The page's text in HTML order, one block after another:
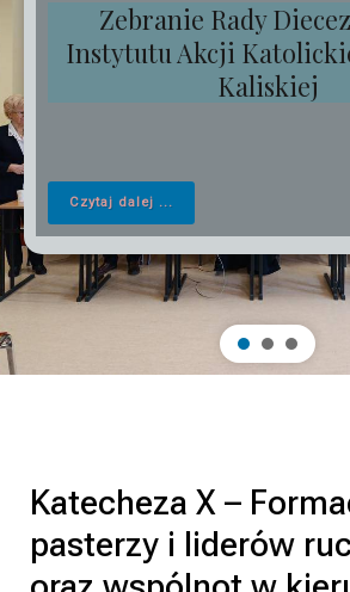
Zebranie Rady
Instytutu Akcji
Kaliskiej
Czytaj dalej ...
Katecheza X –
pasterzy i liderów